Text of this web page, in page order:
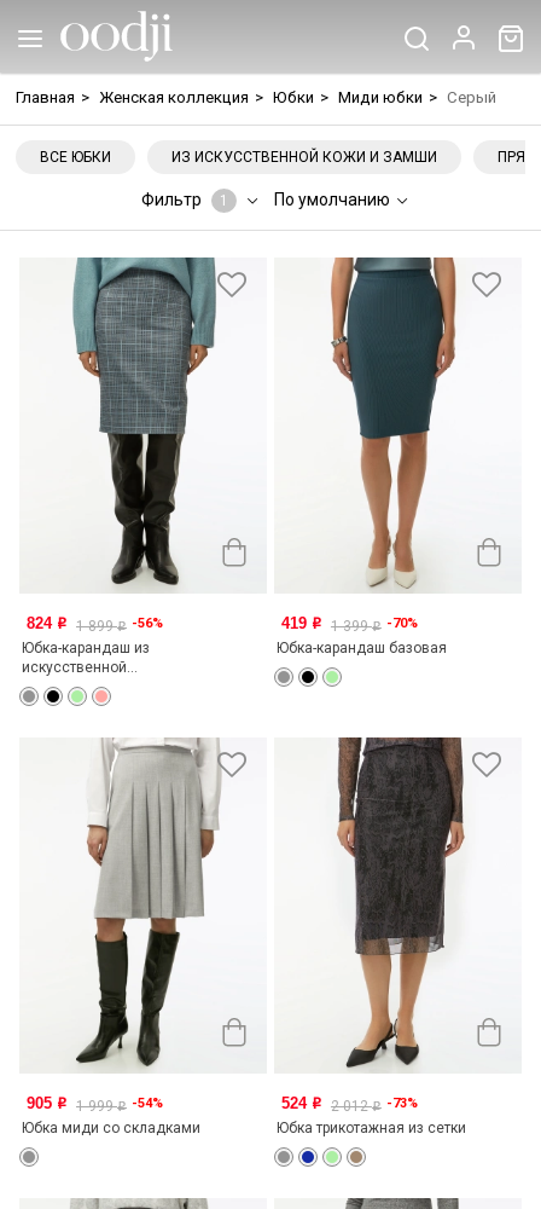
Главная > Женская коллекция > Юбки > Миди юбки > Серый
ВСЕ ЮБКИ ИЗ ИСКУССТВЕННОЙ КОЖИ И ЗАМШИ
Фильтр 1 По умолчанию
824 o 1 899o -56%
Юбка-карандаш из
искусственной...
419 o 1 399o -70%
Юбка-карандаш базовая
905 o 1 999o -54%
Юбка миди со складками
524 o 2 012o -73%
Юбка трикотажная из сетки